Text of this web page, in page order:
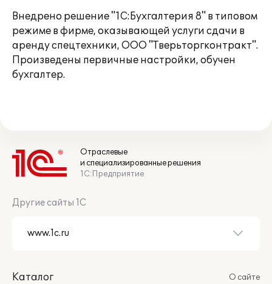
Внедрено решение "1С:Бухгалтерия 8" в типовом
режиме в фирме, оказывающей услуги сдачи в
аренду спецтехники, ООО "Тверьторгконтракт".
Произведены первичные настройки, обучен
бухгалтер.
Отраслевые
и специализированные решения
1С:Предприятие
Другие сайты 1С
Каталог
О сайте